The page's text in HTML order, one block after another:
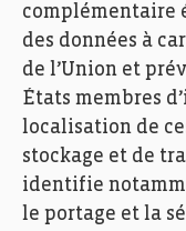
complémentaire
des données à
de l’Union et
États membres
localisation de
stockage et de
identifie
le portage et la